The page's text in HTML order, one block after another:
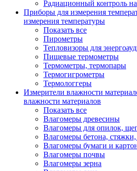
Радиационный контроль
Приборы для измерения
измерения температуры
Показать все
Пирометры
Тепловизоры для
Пищевые термометры
Термометры, термопары
Термогигрометры
Термологгеры
Измерители влажности
влажности материалов
Показать все
Влагомеры древесины
Влагомеры для опилок,
Влагомеры бетона, стяжки,
Влагомеры бумаги и
Влагомеры почвы
Влагомеры зерна